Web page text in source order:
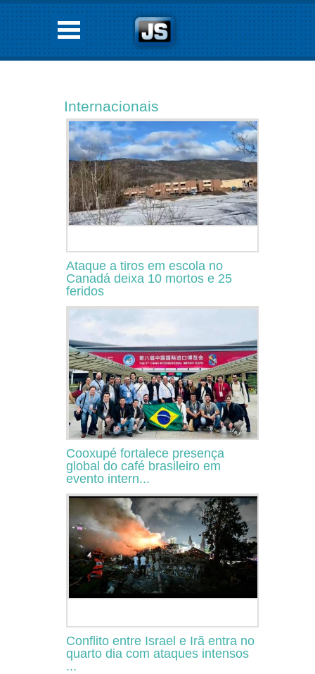
Internacionais
Ataque a tiros em escola no
Canadá deixa 10 mortos e 25
feridos
Cooxupé fortalece presença
global do café brasileiro em
evento intern...
Conflito entre Israel e Irã entra no
quarto dia com ataques intensos
...